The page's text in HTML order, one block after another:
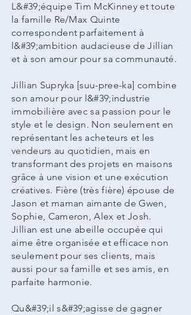
L&#39;équipe Tim McKinney et toute
la famille Re/Max Quinte
correspondent parfaitement à
l&#39;ambition audacieuse de Jillian
et à son amour pour sa communauté.
Jillian Supryka [suu-pree-ka] combine
son amour pour l&#39;industrie
immobilière avec sa passion pour le
style et le design. Non seulement en
représentant les acheteurs et les
vendeurs au quotidien, mais en
transformant des projets en maisons
grâce à une vision et une exécution
créatives. Fière (très fière) épouse de
Jason et maman aimante de Gwen,
Sophie, Cameron, Alex et Josh.
Jillian est une abeille occupée qui
aime être organisée et efficace non
seulement pour ses clients, mais
aussi pour sa famille et ses amis, en
parfaite harmonie.
Qu&#39;il s&#39;agisse de gagner